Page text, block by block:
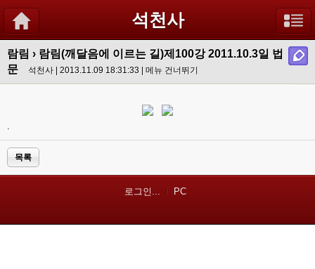
석천사
람림 › 람림(깨달음에 이르는 길)제100강 2011.10.3일 법
문
석천사 | 2013.11.09 18:31:33 | 메뉴 건너뛰기
.
목록
로그인... PC